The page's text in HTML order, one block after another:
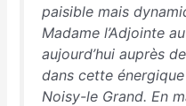
paisible mais
Madame l’Adjointe
aujourd’hui auprès
dans cette
Noisy-le Grand. En